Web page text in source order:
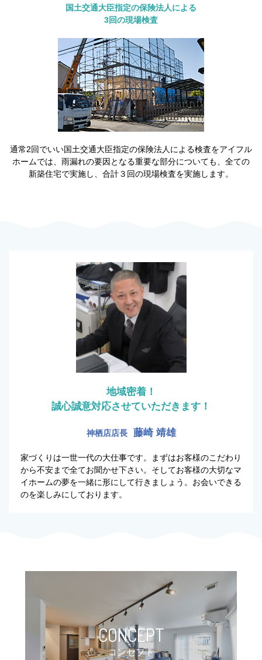
国土交通大臣指定の保険法人による
3回の現場検査
通常2回でいい国土交通大臣指定の保険法人による検査をアイフル
ホームでは、雨漏れの要因となる重要な部分についても、全ての
新築住宅で実施し、合計３回の現場検査を実施します。
地域密着！
誠心誠意対応させていただきます！
神栖店店長 藤崎 靖雄
家づくりは一世一代の大仕事です。まずはお客様のこだわり
から不安まで全てお聞かせ下さい。そしてお客様の大切なマ
イホームの夢を一緒に形にして行きましょう。お会いできる
のを楽しみにしております。
CONCEPT
コンセプト